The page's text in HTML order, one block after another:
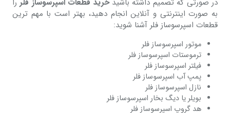
در صورتی که تصمیم داشته باشید خرید قطعات اسپرسوساز فلررا
به صورت اینترنتی و آنلاین انجام دهید، بهتر است با مهم ترین
قطعات اسپرسوساز فلر آشنا شوید:
موتور اسپرسوساز فلر
ترموستات اسپرسوساز فلر
فیلتر اسپرسوساز فلر
پمپ آب اسپرسوساز فلر
نازل اسپرسوساز فلر
بویلر یا دیگ بخار اسپرسوساز فلر
هد گروپ اسپرسوساز فلر